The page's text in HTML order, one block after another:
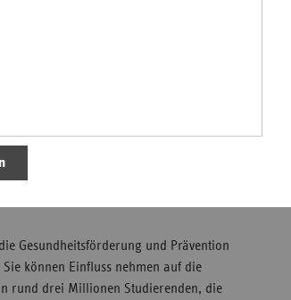
Thüringen
Krankenkassen gehört es, den
so Kerstin Keding von der vdek-
ausgewählter bereits erfolgreich
Gesundheitsförderung und Prävention
können Einfluss nehmen auf die
rund drei Millionen Studierenden, die